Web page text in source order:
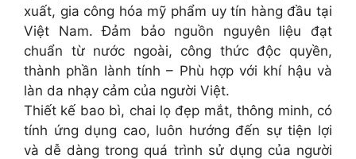
xuất, gia công hóa mỹ phẩm uy tín hàng đầu tại
Việt Nam. Đảm bảo nguồn nguyên liệu đạt
chuẩn từ nước ngoài, công thức độc quyền,
thành phần lành tính – Phù hợp với khí hậu và
làn da nhạy cảm của người Việt.
Thiết kế bao bì, chai lọ đẹp mắt, thông minh, có
tính ứng dụng cao, luôn hướng đến sự tiện lợi
và dễ dàng trong quá trình sử dụng của người